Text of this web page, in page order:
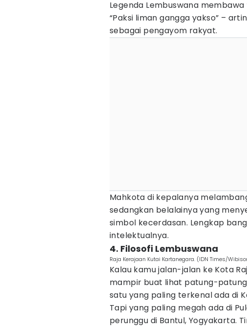
Legenda Lembuswana
“Paksi liman gangga yakso” –
sebagai pengayom rakyat.
Mahkota di kepalanya
sedangkan belalainya yang
simbol kecerdasan. Lengkap
intelektualnya.
4. Filosofi Lembuswana
Raja Kerajaan Kutai Kartanegara. (IDN Times/
Kalau kamu jalan-jalan ke Kota
mampir buat lihat patung-patung
satu yang paling terkenal ada di
Tapi yang paling megah ada di
perunggu di Bantul, Yogyakarta.